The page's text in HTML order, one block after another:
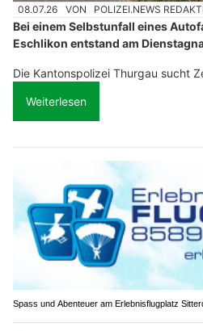
08.07.26 VON POLIZEI.NEWS
Bei einem Selbstunfall eines
Eschlikon entstand am
Die Kantonspolizei Thurgau sucht
Weiterlesen
Spass und Abenteuer am Erlebnisflugplatz